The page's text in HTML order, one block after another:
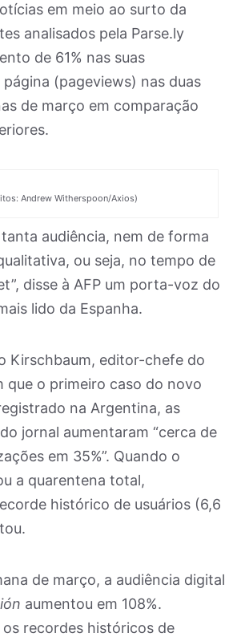
em meio ao surto da
analisados pela Parse.ly
de 61% nas suas
(pageviews) nas duas
de março em comparação
Andrew Witherspoon/Axios)
audiência, nem de forma
ou seja, no tempo de
disse à AFP um porta-voz do
lido da Espanha.
Kirschbaum, editor-chefe do
que o primeiro caso do novo
na Argentina, as
jornal aumentaram “cerca de
em 35%”. Quando o
a quarentena total,
histórico de usuários (6,6
de março, a audiência digital
aumentou em 108%.
recordes históricos de